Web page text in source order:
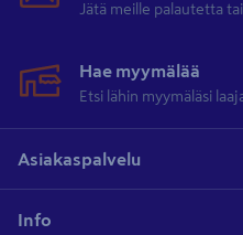
Jätä meille palautetta
Hae myymälää
Etsi lähin myymäläsi
Asiakaspalvelu
Info